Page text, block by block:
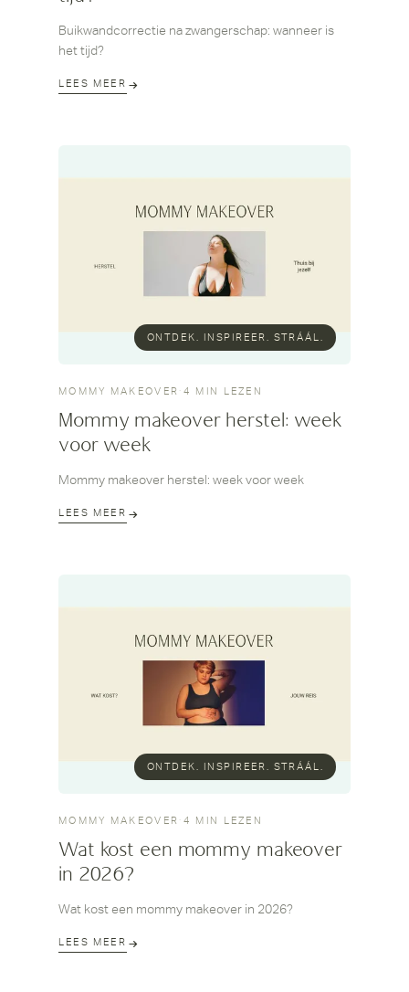
Buikwandcorrectie na zwangerschap: wanneer is
het tijd?
LEES MEER
ONTDEK. INSPIREER. STRÁÁL.
MOMMY MAKEOVER · 4 MIN LEZEN
Mommy makeover herstel: week
voor week
Mommy makeover herstel: week voor week
LEES MEER
ONTDEK. INSPIREER. STRÁÁL.
MOMMY MAKEOVER · 4 MIN LEZEN
Wat kost een mommy makeover
in 2026?
Wat kost een mommy makeover in 2026?
LEES MEER